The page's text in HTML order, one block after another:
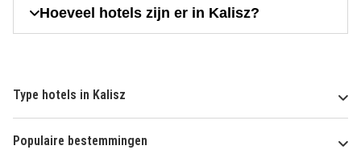
Hoeveel hotels zijn er in Kalisz?
Type hotels in Kalisz
Populaire bestemmingen